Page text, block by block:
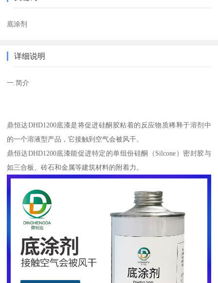
底涂剂
详细说明
一.简介
鼎恒达DHD1200底漆是将促进硅酮胶粘着的反应物质稀释于溶剂中
的一个溶液型产品，它接触到空气会被风干。
鼎恒达DHD1200底漆能促进特定的单组份硅酮（Silcone）密封胶与
如三合板、砖石和金属等建筑材料的附着力。